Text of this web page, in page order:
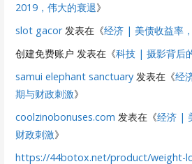
2019，伟大的衰退》
slot gacor发表在《经济 | 美债收益率
创建免费账户 发表在《科技 | 摄影背后
samui elephant sanctuary 发表在《经
期与财政刺激》
coolzinobonuses.com 发表在《经济 |
财政刺激》
https://44botox.net/product/weight-